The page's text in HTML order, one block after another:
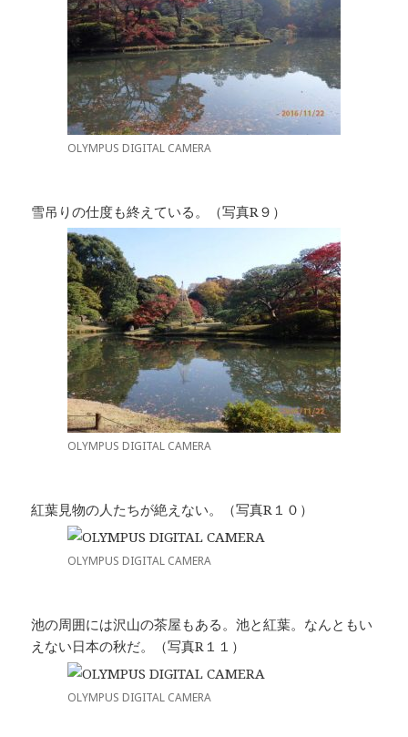
OLYMPUS DIGITAL CAMERA
雪吊りの仕度も終えている。（写真R９）
OLYMPUS DIGITAL CAMERA
紅葉見物の人たちが絶えない。（写真R１０）
OLYMPUS DIGITAL CAMERA
池の周囲には沢山の茶屋もある。池と紅葉。なんともい
えない日本の秋だ。（写真R１１）
OLYMPUS DIGITAL CAMERA